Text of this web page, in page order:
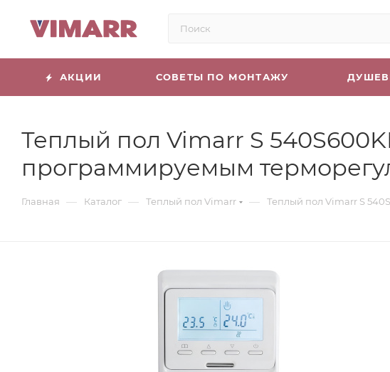
АКЦИИ СОВЕТЫ ПО МОНТАЖУ
Теплый пол Vimarr S
программируемым
Главная — Каталог — Теплый пол Vimarr — Теплый пол Vimarr S